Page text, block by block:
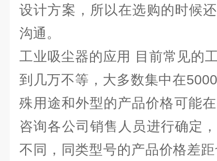
设计方案，所以在选购的时候
沟通。
工业吸尘器的应用 目前常见的
到几万不等，大多数集中在
殊用途和外型的产品价格可能
咨询各公司销售人员进行确定
不同，同类型号的产品价格差